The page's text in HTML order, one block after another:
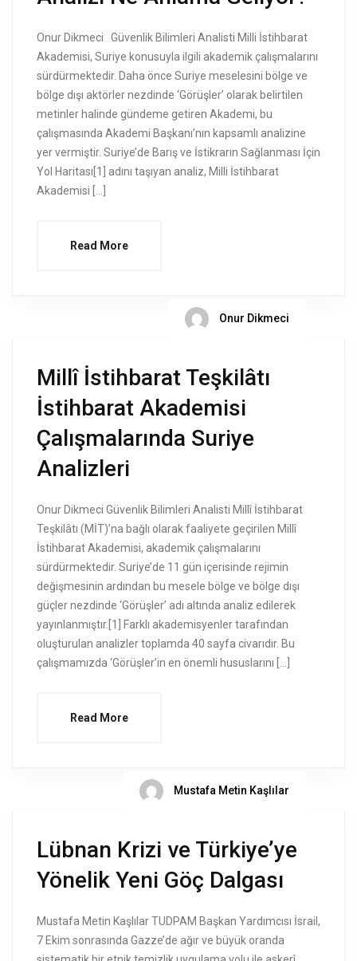
Onur Dikmeci Güvenlik Bilimleri Analisti Milli İstihbarat
Akademisi, Suriye konusuyla ilgili akademik çalışmalarını
sürdürmektedir. Daha önce Suriye meselesini bölge ve
bölge dışı aktörler nezdinde ‘Görüşler’ olarak belirtilen
metinler halinde gündeme getiren Akademi, bu
çalışmasında Akademi Başkanı’nın kapsamlı analizine
yer vermiştir. Suriye’de Barış ve İstikrarın Sağlanması İçin
Yol Haritası[1] adını taşıyan analiz, Milli İstihbarat
Akademisi […]
Read More
Onur Dikmeci
Millî İstihbarat Teşkilâtı
İstihbarat Akademisi
Çalışmalarında Suriye
Analizleri
Onur Dikmeci Güvenlik Bilimleri Analisti Millî İstihbarat
Teşkilâtı (MİT)’na bağlı olarak faaliyete geçirilen Millî
İstihbarat Akademisi, akademik çalışmalarını
sürdürmektedir. Suriye’de 11 gün içerisinde rejimin
değişmesinin ardından bu mesele bölge ve bölge dışı
güçler nezdinde ‘Görüşler’ adı altında analiz edilerek
yayınlanmıştır.[1] Farklı akademisyenler tarafından
oluşturulan analizler toplamda 40 sayfa civarıdır. Bu
çalışmamızda ‘Görüşler’in en önemli hususlarını […]
Read More
Mustafa Metin Kaşlılar
Lübnan Krizi ve Türkiye’ye
Yönelik Yeni Göç Dalgası
Mustafa Metin Kaşlılar TUDPAM Başkan Yardımcısı İsrail,
7 Ekim sonrasında Gazze’de ağır ve büyük oranda